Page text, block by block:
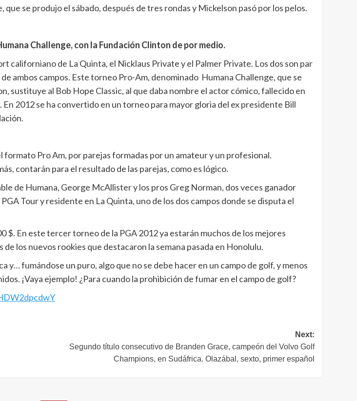
se produjo el sábado, después de tres rondas y Mickelson pasó por los pelos.
Challenge, con la Fundación Clinton de por medio.
californiano de La Quinta, el Nicklaus Private y el Palmer Private. Los dos son par
ambos campos. Este torneo Pro-Am, denominado Humana Challenge, que se
sustituye al Bob Hope Classic, al que daba nombre el actor cómico, fallecido en
2012 se ha convertido en un torneo para mayor gloria del ex presidente Bill
Pro Am, por parejas formadas por un amateur y un profesional.
contarán para el resultado de las parejas, como es lógico.
de Humana, George McAllister y los pros Greg Norman, dos veces ganador
Tour y residente en La Quinta, uno de los dos campos donde se disputa el
En este tercer torneo de la PGA 2012 ya estarán muchos de los mejores
los nuevos rookies que destacaron la semana pasada en Honolulu.
y… fumándose un puro, algo que no se debe hacer en un campo de golf, y menos
¡Vaya ejemplo! ¿Para cuando la prohibición de fumar en el campo de golf?
Next:
Segundo título consecutivo de Branden Grace, campeón del Volvo Golf
Champions, en Sudáfrica. Olazábal, sexto, primer español